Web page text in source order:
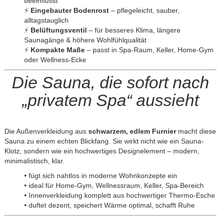
⚡ Eingebauter Bodenrost– pflegeleicht, sauber,
alltagstauglich
⚡ Belüftungsventil – für besseres Klima, längere
Saunagänge & höhere Wohlfühlqualität
⚡ Kompakte Maße– passt in Spa-Raum, Keller, Home-Gym
oder Wellness-Ecke
Die Sauna, die sofort nach
„privatem Spa“ aussieht
Die Außenverkleidung aus schwarzem, edlem Furniermacht diese
Sauna zu einem echten Blickfang. Sie wirkt nicht wie ein Sauna-
Klotz, sondern wie ein hochwertiges Designelement – modern,
minimalistisch, klar.
• fügt sich nahtlos in moderne Wohnkonzepte ein
• ideal für Home-Gym, Wellnessraum, Keller, Spa-Bereich
• Innenverkleidung komplett aus hochwertiger Thermo-Esche
• duftet dezent, speichert Wärme optimal, schafft Ruhe